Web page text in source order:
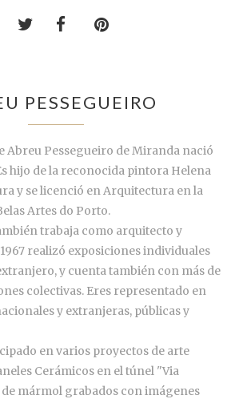
PESSEGUEIRO
Abreu Pessegueiro de Miranda nació
hijo de la reconocida pintora Helena
y se licenció en Arquitectura en la
Artes do Porto.
trabaja como arquitecto y
realizó exposiciones individuales
y cuenta también con más de
colectivas. Eres representado en
y extranjeras, públicas y
en varios proyectos de arte
Cerámicos en el túnel "Via
de mármol grabados con imágenes